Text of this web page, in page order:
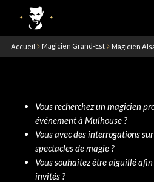
Accueil Magicien Grand-Est Magicien
Vous recherchez un magicien
événement à Mulhouse ?
Vous avec des interrogations
spectacles de magie ?
Vous souhaitez être aiguillé
invités ?